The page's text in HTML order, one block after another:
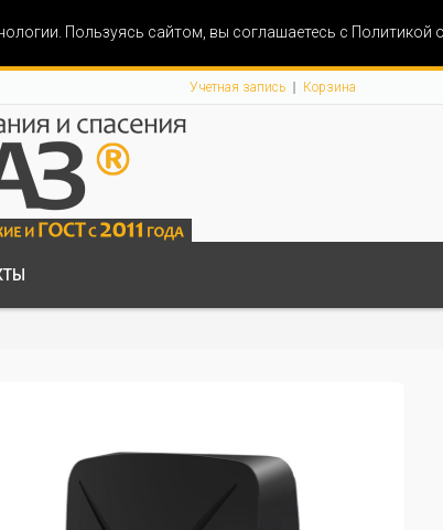
Пользуясь сайтом, вы соглашаетесь с Политикой
Учетная запись Корзина